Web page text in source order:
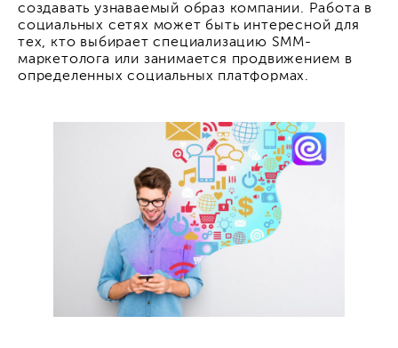
создавать узнаваемый образ компании. Работа в
социальных сетях может быть интересной для
тех, кто выбирает специализацию SMM-
маркетолога или занимается продвижением в
определенных социальных платформах.